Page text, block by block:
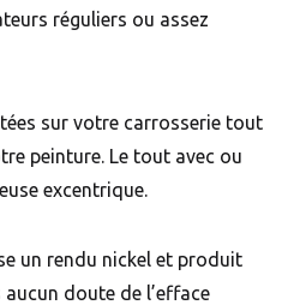
réguliers ou assez
sur votre carrosserie tout
peinture. Le tout avec ou
excentrique.
un rendu nickel et produit
aucun doute de l’efface